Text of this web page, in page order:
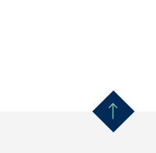
Remonter